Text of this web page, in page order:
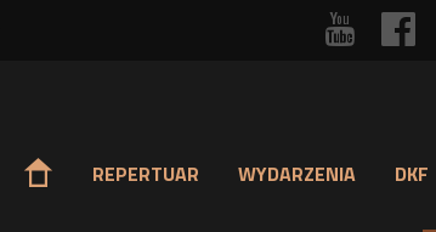
r p
o REPERTUAR WYDARZENIA DKF